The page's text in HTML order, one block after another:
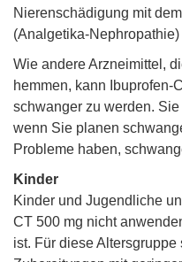
Nierenschädigung mit
(Analgetika-Nephropathie)
Wie andere Arzneimittel,
hemmen, kann Ibuprofen-
schwanger zu werden.
wenn Sie planen
Probleme haben,
Kinder
Kinder und Jugendliche
CT 500 mg nicht
ist. Für diese